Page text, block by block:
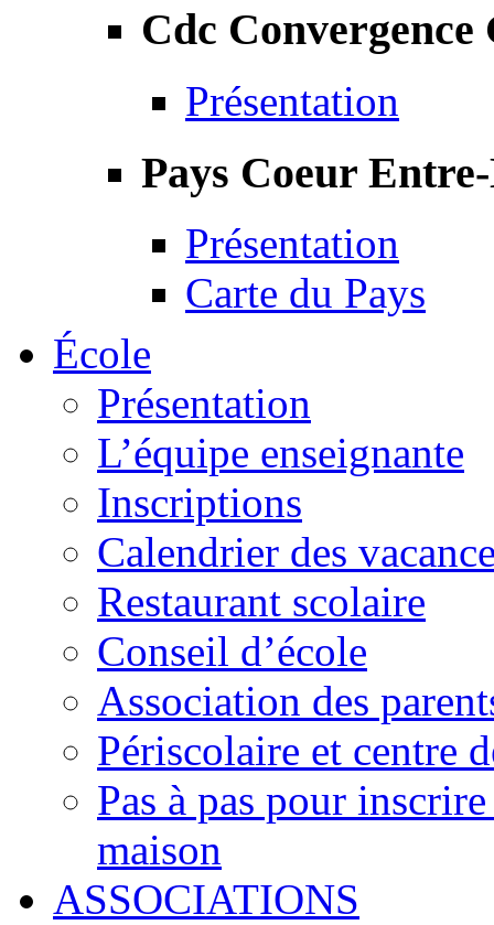
Cdc Convergence
Présentation
Pays Coeur
Présentation
Carte du Pays
École
Présentation
L’équipe enseignante
Inscriptions
Calendrier des
Restaurant scolaire
Conseil d’école
Association des
Périscolaire et centre
Pas à pas pour
maison
ASSOCIATIONS